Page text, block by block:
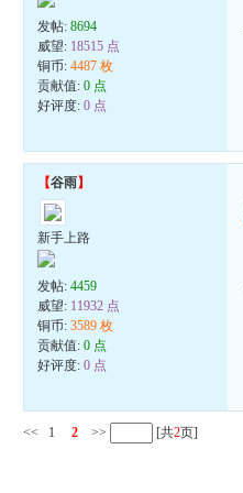
发帖:8694
威望: 18515 点
铜币:4487 枚
贡献值:0 点
好评度:0 点
【谷雨】
新手上路
发帖:4459
威望: 11932 点
铜币:3589 枚
贡献值:0 点
好评度:0 点
<< 1 2 >> [共2页]